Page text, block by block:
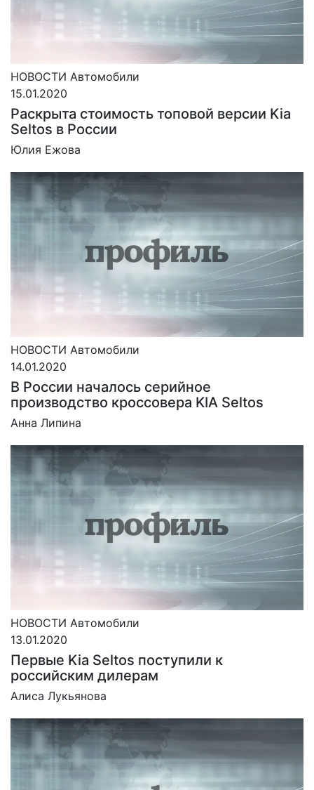
НОВОСТИ Автомобили
15.01.2020
Раскрыта стоимость топовой версии Kia
Seltos в России
Юлия Ежова
НОВОСТИ Автомобили
14.01.2020
В России началось серийное
производство кроссовера KIA Seltos
Анна Липина
НОВОСТИ Автомобили
13.01.2020
Первые Kia Seltos поступили к
российским дилерам
Алиса Лукьянова